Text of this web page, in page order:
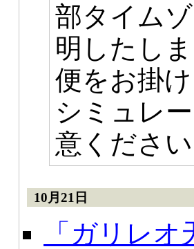
部タイム
明したし
便をお掛
シミュレ
意くださ
10月21日
「ガリレ